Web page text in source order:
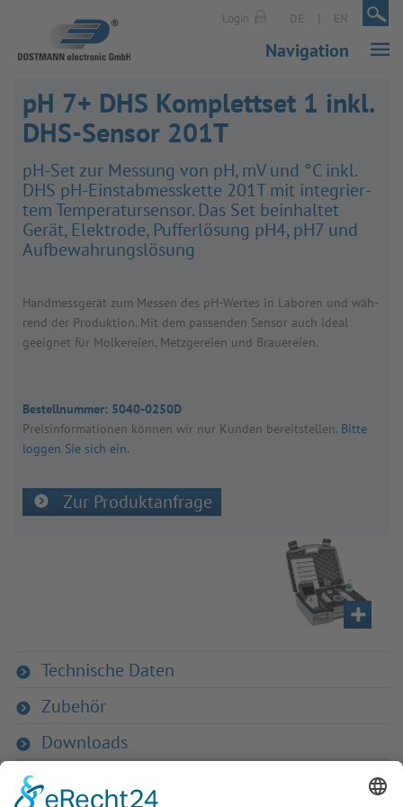
Login DE | EN |
Navigation
pH 7+ DHS Komplettset 1 inkl.
DHS-Sensor 201T
pH-Set zur Mes­sung von pH, mV und °C inkl.
DHS pH-Ein­stab­mess­kette 201T mit inte­grier­
tem Tem­pe­ra­tur­sen­sor. Das Set beinhal­tet
Gerät, Elek­trode, Puf­fer­lö­sung pH4, pH7 und
Auf­be­wah­rungs­lö­sung
Hand­mess­ge­rät zum Mes­sen des pH-Wer­tes in Labo­ren und wäh­
rend der Pro­duk­tion. Mit dem pas­sen­den Sen­sor auch ideal
geeig­net für Mol­ke­reien, Metz­ge­reien und Braue­reien.
Bestellnummer: 5040-0250D
Preis­in­for­ma­tio­nen kön­nen wir nur Kun­den bereit­stel­len. Bitte
loggen Sie sich ein.
Zur Produktanfrage
Technische Daten
Zubehör
Downloads
Zurück zur Übersicht